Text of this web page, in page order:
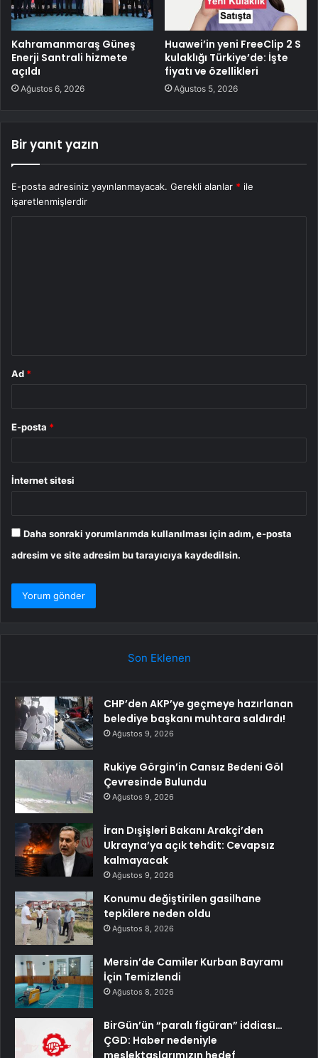
Kahramanmaraş Güneş
Enerji Santrali hizmete
açıldı
Ağustos 6, 2026
Huawei’in yeni FreeClip 2 S
kulaklığı Türkiye’de: İşte
fiyatı ve özellikleri
Ağustos 5, 2026
Bir yanıt yazın
E-posta adresiniz yayınlanmayacak. Gerekli alanlar * ile
işaretlenmişlerdir
Ad *
E-posta *
İnternet sitesi
Daha sonraki yorumlarımda kullanılması için adım, e-posta
adresim ve site adresim bu tarayıcıya kaydedilsin.
Son Eklenen
CHP’den AKP’ye geçmeye hazırlanan
belediye başkanı muhtara saldırdı!
Ağustos 9, 2026
Rukiye Görgin’in Cansız Bedeni Göl
Çevresinde Bulundu
Ağustos 9, 2026
İran Dışişleri Bakanı Arakçi’den
Ukrayna’ya açık tehdit: Cevapsız
kalmayacak
Ağustos 9, 2026
Konumu değiştirilen gasilhane
tepkilere neden oldu
Ağustos 8, 2026
Mersin’de Camiler Kurban Bayramı
İçin Temizlendi
Ağustos 8, 2026
BirGün’ün “paralı figüran” iddiası…
ÇGD: Haber nedeniyle